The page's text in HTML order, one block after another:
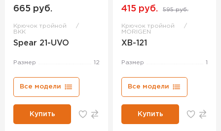
665 руб.
Крючок тройной
BKK
Spear 21-UVO
Размер 12
Все модели
Купить
415 руб. 595 руб.
Крючок тройной
MORIGEN
XB-121
Размер 1
Все модели
Купить